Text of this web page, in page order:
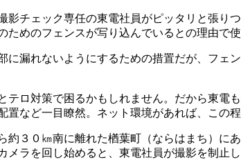
影チェック専任の東電社員がピッタリと張
めのフェンスが写り込んでいるとの理由で
に漏れないようにするための措置だが、フェ
テロ対策で困るかもしれません。だから東
置など一目瞭然。ネット環境があれば、この
約３０㎞南に離れた楢葉町（ならはまち）
メラを回し始めると、東電社員が撮影を制